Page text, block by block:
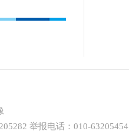
举报电话：010-63205454